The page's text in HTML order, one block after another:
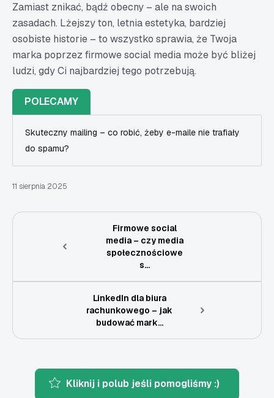
Zamiast znikać, bądź obecny – ale na swoich
zasadach. Lżejszy ton, letnia estetyka, bardziej
osobiste historie – to wszystko sprawia, że Twoja
marka poprzez firmowe social media może być bliżej
ludzi, gdy Ci najbardziej tego potrzebują.
POLECAMY
Skuteczny mailing – co robić, żeby e-maile nie trafiały
do spamu?
11 sierpnia 2025
Firmowe social
media – czy media
społecznościowe
s...
LinkedIn dla biura
rachunkowego – jak
budować mark...
Kliknij i polub jeśli pomogliśmy :)